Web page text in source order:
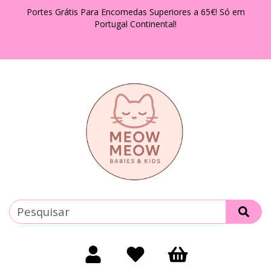
Portes Grátis Para Encomedas Superiores a 65€! Só em
Portugal Continental!